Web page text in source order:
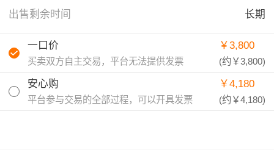
出售剩余时间 长期
一口价
买卖双方自主交易，平台无法提供发票
￥3,800
(约￥3,800)
安心购
平台参与交易的全部过程，可以开具发票
￥4,180
(约￥4,180)